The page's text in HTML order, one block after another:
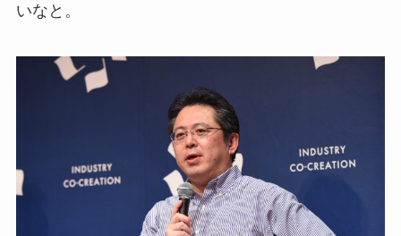
いなと。